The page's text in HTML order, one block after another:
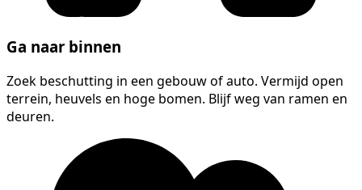
Ga naar binnen
Zoek beschutting in een gebouw of auto. Vermijd open
terrein, heuvels en hoge bomen. Blijf weg van ramen en
deuren.